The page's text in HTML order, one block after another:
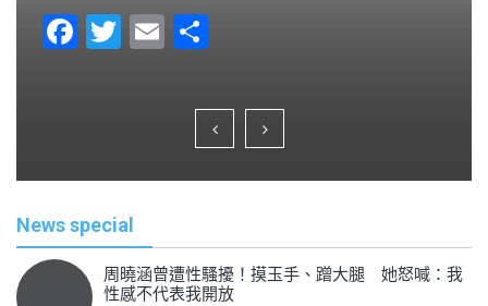
F
b
o
k
T
E
ar
e
News special
周曉涵曾遭性騷擾！摸玉手、蹭大腿 她怒喊：我
性感不代表我開放